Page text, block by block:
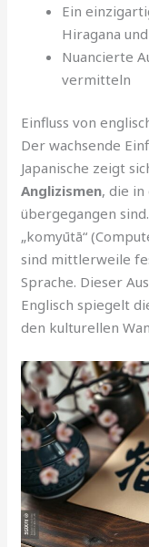
Ein
Hiragana
Nuancierte
vermitteln
Einfluss von
Der wachsende
Japanische zeigt
Anglizismen, die in
übergegangen
„komyūtā“
sind mittlerweile
Sprache. Dieser
Englisch spiegelt
den kulturellen